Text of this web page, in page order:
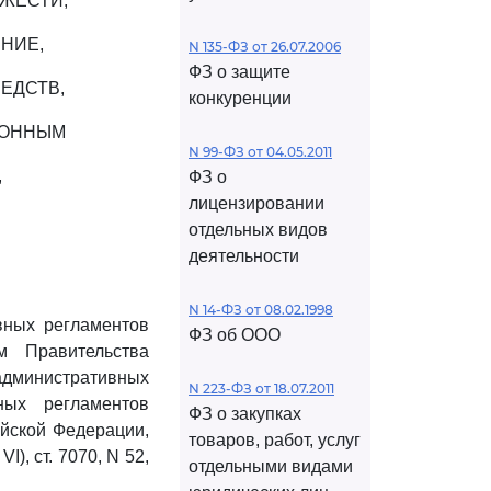
регламентов
Правительства
регламентов
Федерации,
ст. 7070, N 52,
N 135-ФЗ от 26.07.2006
ФЗ о защите
конкуренции
N 99-ФЗ от 04.05.2011
ФЗ о
лицензировании
отдельных видов
деятельности
N 14-ФЗ от 08.02.1998
ФЗ об ООО
N 223-ФЗ от 18.07.2011
ФЗ о закупках
товаров, работ, услуг
отдельными видами